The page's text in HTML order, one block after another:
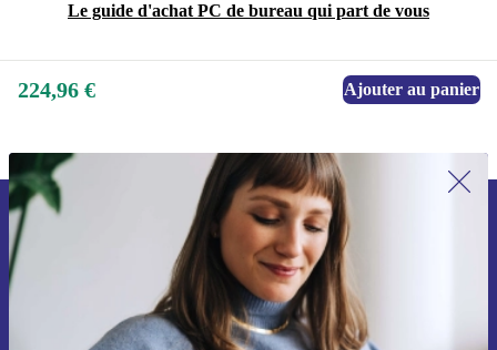
Le guide d'achat PC de bureau qui part de vous
224,96 € Ajouter au panier
Recevoir offres et infos de refurbed
par mail
Ne manquez plus aucune offre.